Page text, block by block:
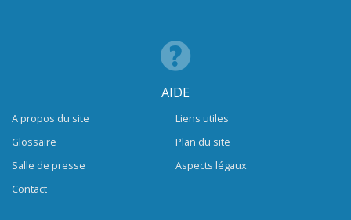
AIDE
A propos du site
Glossaire
Salle de presse
Contact
Liens utiles
Plan du site
Aspects légaux